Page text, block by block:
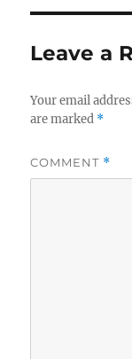
Leave a
Your email
are marked *
COMMENT *